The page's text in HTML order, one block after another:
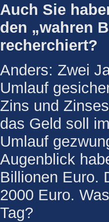
Auch Sie
den „wahren
recherchiert?
Anders: Zwei
Umlauf
Zins und
das Geld soll
Umlauf
Augenblick
Billionen Euro.
2000 Euro.
Tag?